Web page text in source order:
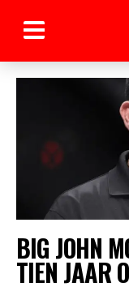
BIG JOHN
TIEN JAAR